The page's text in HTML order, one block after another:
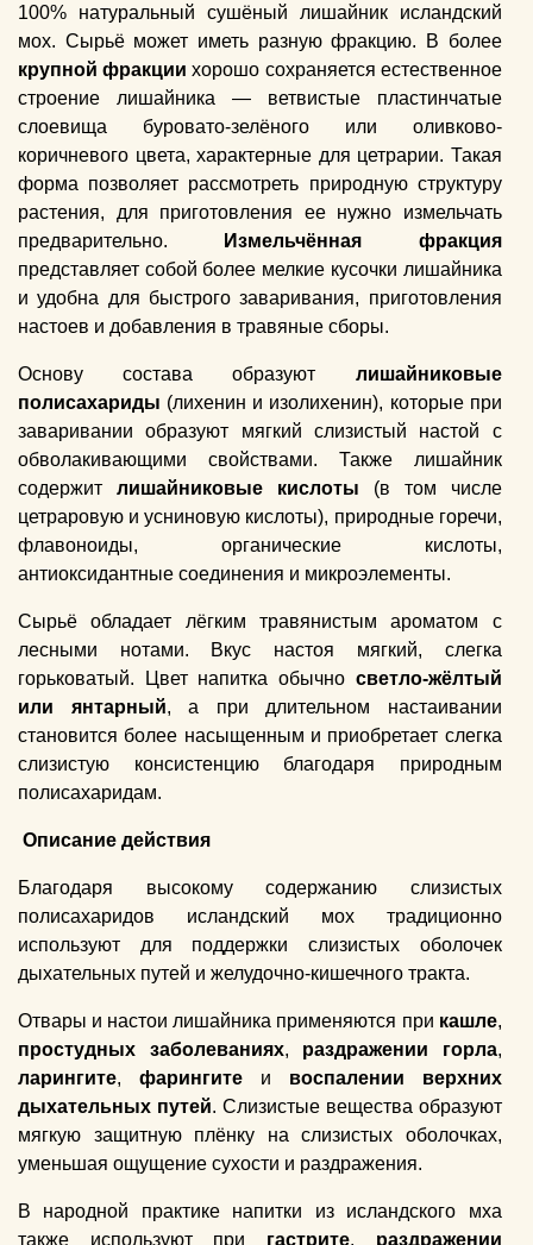
100% натуральный сушёный лишайник исландский
мох. Сырьё может иметь разную фракцию. В более
крупной фракции хорошо сохраняется естественное
строение лишайника — ветвистые пластинчатые
слоевища буровато-зелёного или оливково-
коричневого цвета, характерные для цетрарии. Такая
форма позволяет рассмотреть природную структуру
растения, для приготовления ее нужно измельчать
предварительно.
Измельчённая фракция
представляет собой более мелкие кусочки лишайника
и удобна для быстрого заваривания, приготовления
настоев и добавления в травяные сборы.
Основу состава образуют лишайниковые
полисахариды (лихенин и изолихенин), которые при
заваривании образуют мягкий слизистый настой с
обволакивающими свойствами. Также лишайник
содержит лишайниковые кислоты (в том числе
цетраровую и усниновую кислоты), природные горечи,
флавоноиды, органические кислоты,
антиоксидантные соединения и микроэлементы.
Сырьё обладает лёгким травянистым ароматом с
лесными нотами. Вкус настоя мягкий, слегка
горьковатый. Цвет напитка обычно светло-жёлтый
или янтарный, а при длительном настаивании
становится более насыщенным и приобретает слегка
слизистую консистенцию благодаря природным
полисахаридам.
Описание действия
Благодаря высокому содержанию слизистых
полисахаридов исландский мох традиционно
используют для поддержки слизистых оболочек
дыхательных путей и желудочно-кишечного тракта.
Отвары и настои лишайника применяются при кашле,
простудных заболеваниях, раздражении горла,
ларингите, фарингитеи воспалении верхних
дыхательных путей. Слизистые вещества образуют
мягкую защитную плёнку на слизистых оболочках,
уменьшая ощущение сухости и раздражения.
В народной практике напитки из исландского мха
также используют при гастрите, раздражении